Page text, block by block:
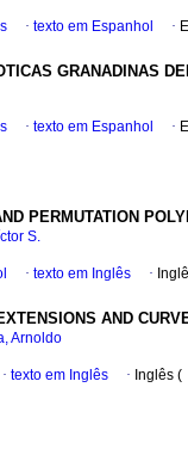
· texto em Espanhol ·
GRANADINAS
· texto em Espanhol ·
PERMUTATION
S.
· texto em Inglês ·
AND
Arnoldo
· texto em Inglês · Inglês (